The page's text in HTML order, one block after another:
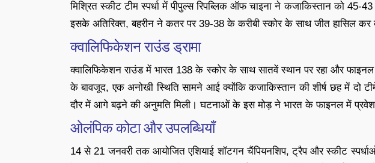
मिश्रित स्कीट टीम स्पर्धा में पीपुल्स रिपब्लिक ऑफ चाइना ने कजाकिस्तान को 45-
इसके अतिरिक्त, बहरीन ने कतर पर 39-38 के करीबी स्कोर के साथ जीत हासिल कर
क्वालिफिकेशन राउंड ड्रामा
क्वालिफिकेशन राउंड में भारत 138 के स्कोर के साथ सातवें स्थान पर रहा और फाइनल
के बावजूद, एक अनोखी स्थिति सामने आई क्योंकि कजाकिस्तान की शीर्ष छह में दो
दौर में आगे बढ़ने की अनुमति मिली। घटनाओं के इस मोड़ ने भारत के फाइनल में प्रवेश
ओलंपिक कोटा और उपलब्धियाँ
14 से 21 जनवरी तक आयोजित एशियाई शॉटगन चैंपियनशिप, ट्रैप और स्कीट